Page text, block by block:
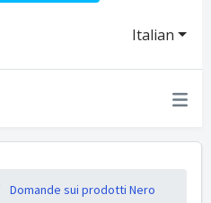
Italian
Domande sui prodotti Nero